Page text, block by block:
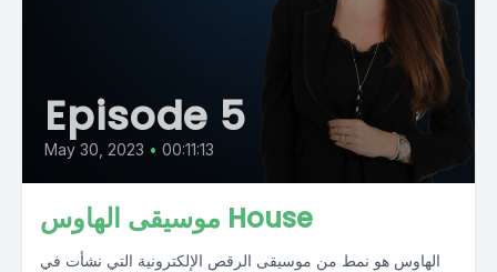
Episode 5
May 30, 2023 • 00:11:13
موسيقى الهاوس House
الهاوس هو نمط من موسيقى الرقص الإلكترونية التي نشأت في